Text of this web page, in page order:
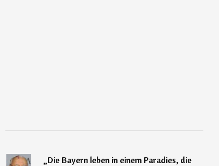
„Die Bayern leben in einem Paradies, die